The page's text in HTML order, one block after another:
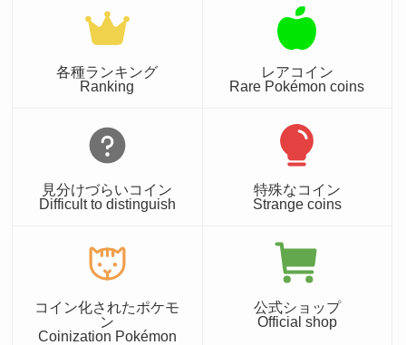
各種ランキング
Ranking
レアコイン
Rare Pokémon coins
見分けづらいコイン
Difficult to distinguish
特殊なコイン
Strange coins
コイン化されたポケモ
ン
Coinization Pokémon
公式ショップ
Official shop